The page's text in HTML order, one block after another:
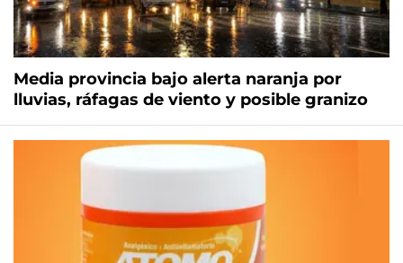
Media provincia bajo alerta naranja por
lluvias, ráfagas de viento y posible granizo